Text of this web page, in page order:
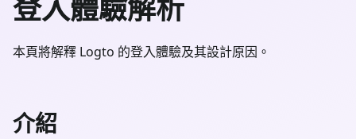
登入體驗解析
本頁將解釋 Logto 的登入體驗及其設計原因。
介紹